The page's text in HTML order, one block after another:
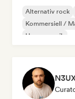
Alternativ rock
Kommersiell /
House-musik